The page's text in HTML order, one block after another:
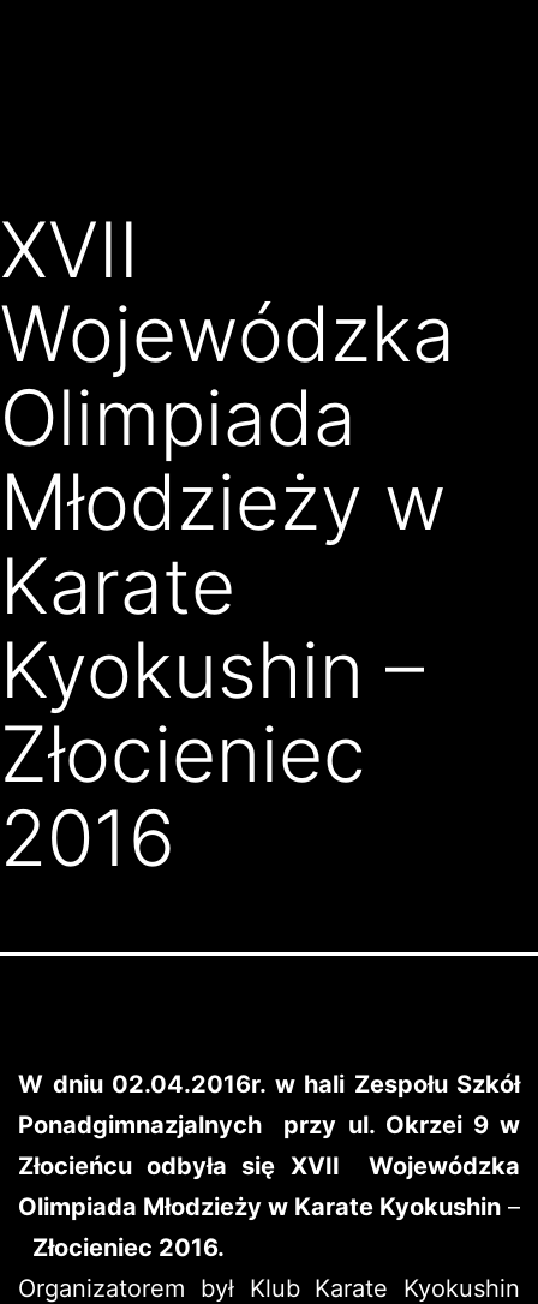
XVII
Wojewódzka
Olimpiada
Młodzieży w
Karate
Kyokushin –
Złocieniec
2016
W dniu 02.04.2016r. w hali Zespołu Szkół
Ponadgimnazjalnych przy ul. Okrzei 9 w
Złocieńcu odbyła się XVII Wojewódzka
Olimpiada Młodzieży w Karate Kyokushin –
Złocieniec 2016.
Organizatorem był Klub Karate Kyokushin